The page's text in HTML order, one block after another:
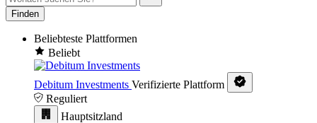
Finden
Beliebteste Plattformen
Beliebt
Debitum Investments Verifizierte Plattform
Reguliert
Hauptsitzland